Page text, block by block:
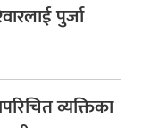
पुर्जा
व्यक्तिका